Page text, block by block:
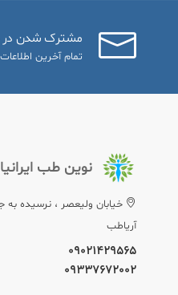
مشترک شدن در
تمام آخرین
نوین طب
خيابان وليعصر ، نرسيده به
آریاطب
09021429565
09337672002